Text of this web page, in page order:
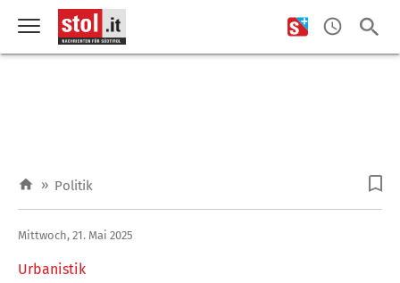
» Politik
Urbanistik
Mittwoch, 21. Mai 2025